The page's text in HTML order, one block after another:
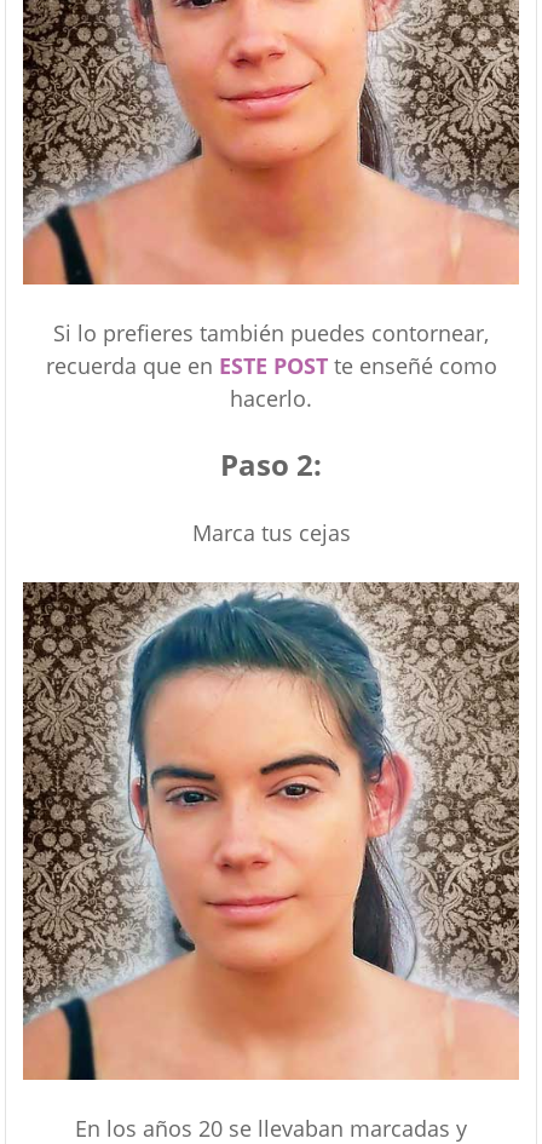
Si lo prefieres también puedes contornear,
recuerda que en ESTE POSTte enseñé como
hacerlo.
Paso 2:
Marca tus cejas
En los años 20 se llevaban marcadas y